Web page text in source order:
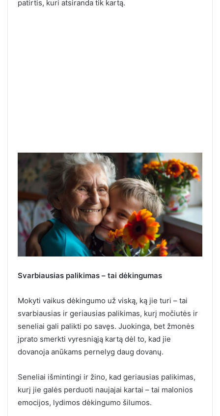
patirtis, kuri atsiranda tik kartą.
Svarbiausias palikimas – tai dėkingumas
Mokyti vaikus dėkingumo už viską, ką jie turi – tai
svarbiausias ir geriausias palikimas, kurį močiutės ir
seneliai gali palikti po savęs. Juokinga, bet žmonės
įprato smerkti vyresniąją kartą dėl to, kad jie
dovanoja anūkams pernelyg daug dovanų.
Seneliai išmintingi ir žino, kad geriausias palikimas,
kurį jie galės perduoti naujajai kartai – tai malonios
emocijos, lydimos dėkingumo šilumos.